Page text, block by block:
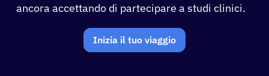
ancora accettando di partecipare a studi clinici.
Inizia il tuo viaggio